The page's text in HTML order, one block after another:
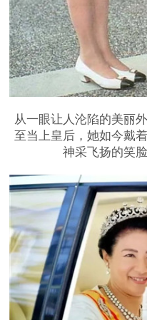
从一眼让人沦陷的美丽
至当上皇后，她如今戴
神采飞扬的笑